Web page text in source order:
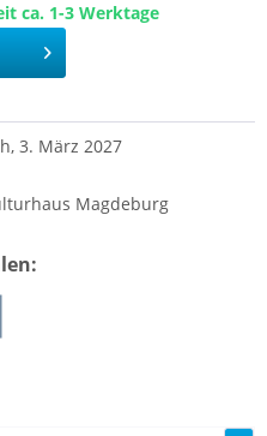
ca. 1-3 Werktage
3. März 2027
Magdeburg